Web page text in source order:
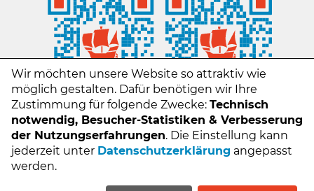
Kontakt
Wir möchten unsere Website so attraktiv wie
möglich gestalten. Dafür benötigen wir Ihre
Zustimmung für folgende Zwecke: Technisch
notwendig, Besucher-Statistiken & Verbesserung
der Nutzungserfahrungen. Die Einstellung kann
jederzeit unter Datenschutzerklärung angepasst
werden.